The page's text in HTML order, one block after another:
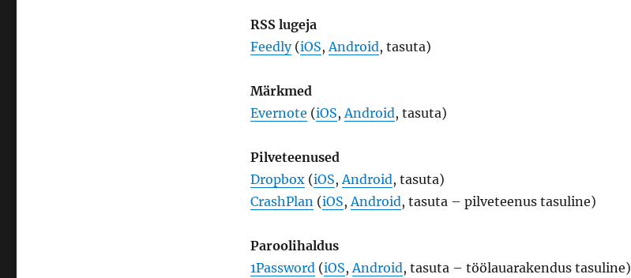
RSS lugeja
Feedly(iOS, Android, tasuta)
Märkmed
Evernote (iOS, Android, tasuta)
Pilveteenused
Dropbox(iOS, Android, tasuta)
CrashPlan (iOS, Android, tasuta – pilveteenus tasuline)
Paroolihaldus
1Password (iOS, Android, tasuta – töölauarakendus tasuline)